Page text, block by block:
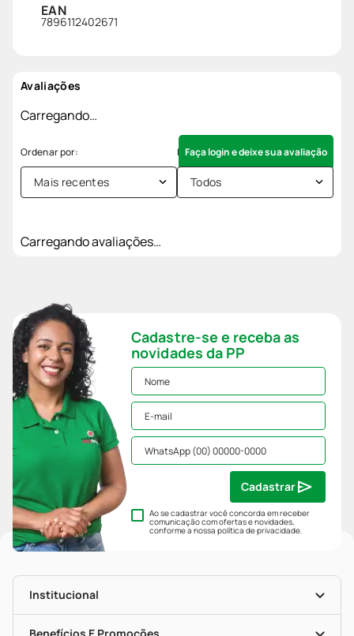
EAN
7896112402671
Avaliações
Carregando…
Faça login e deixe sua avaliação
Mais recentes Todos
Carregando avaliações…
Cadastre-se e receba as
novidades da PP
Ao se cadastrar você concorda em receber
comunicação com ofertas e novidades,
conforme a nossapolítica de privacidade.
Cadastrar
Institucional
História
Nossas Lojas